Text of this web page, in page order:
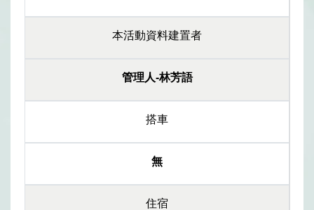
本活動資料建置者
管理人-林芳語
搭車
無
住宿